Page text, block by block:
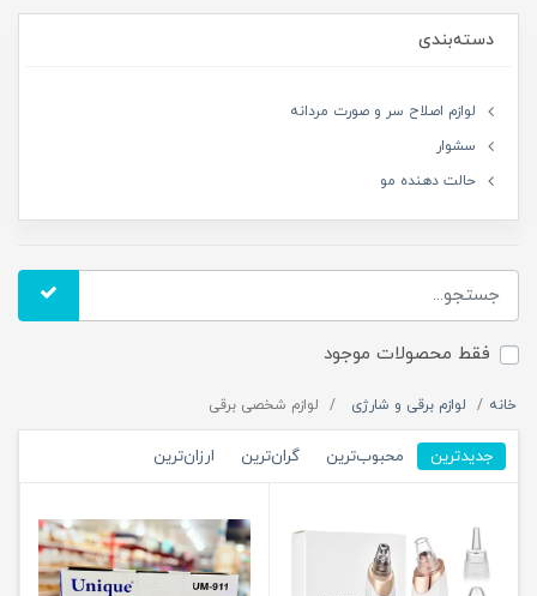
دسته‌بندی
لوازم اصلاح سر و صورت مردانه
سشوار
حالت دهنده مو
فقط محصولات موجود
خانه لوازم برقی و شارژی لوازم شخصی برقی
جدیدترین محبوب‌ترین گران‌ترین ارزان‌ترین